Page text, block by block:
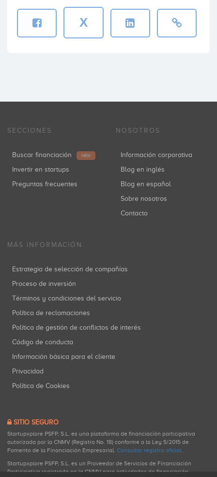
X
SECCIONES
Buscar financiación NEW
Invertir en startups
Preguntas frecuentes
NOSOTROS
Información corporativa
Blog en inglés
Blog en español
Sobre nosotros
Contacto
MÁS INFORMACIÓN
Estrategia de selección de compañías
Proceso de inversión
Términos y condiciones del servicio
Política de reclamaciones
Política de gestión de conflictos de interés
Código de conducta
Información básica para el cliente
Privacidad
Política de Cookies
SITIO SEGURO
Startupxplore PSFP, S.L. es una plataforma de financiación participativa
autorizada por la CNMV (Registro No. 18) conforme a la Ley 5/2015 de
Fomento de la Financiación Empresarial. Consultar registro oficial.
Startupxplore PSFP, S.L. es un Proveedor de Servicios de Financiación
Participativa registrado en la CNMV para actividades de financiación